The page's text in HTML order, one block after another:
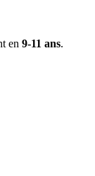
en 9-11 ans.